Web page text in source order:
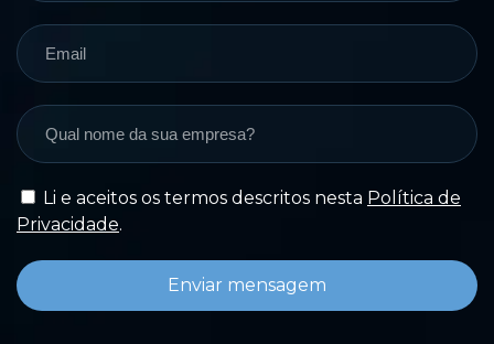
Li e aceitos os termos descritos nesta Política de
Privacidade.
Enviar mensagem